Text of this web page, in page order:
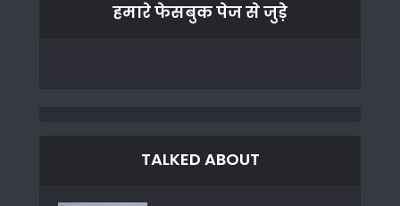
हमारे फेसबुक पेज से जुड़े
TALKED ABOUT